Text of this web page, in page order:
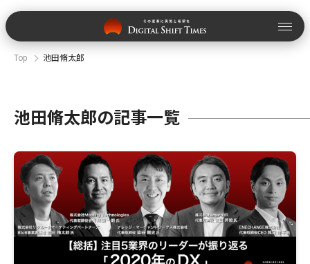
Top 池田脩太郎
池田脩太郎の記事一覧